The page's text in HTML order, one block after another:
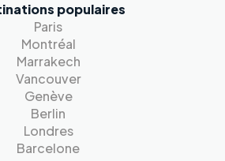
populaires
Paris
Montréal
Marrakech
Vancouver
Genève
Berlin
Londres
Barcelone